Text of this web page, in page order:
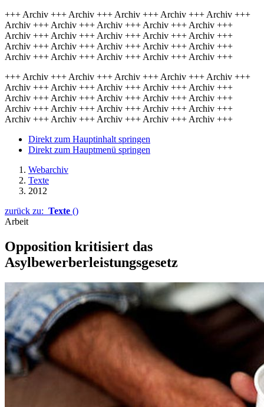
+++ Archiv +++ Archiv +++ Archiv +++ Archiv +++ Archiv +++
Archiv +++ Archiv +++ Archiv +++ Archiv +++ Archiv +++
Archiv +++ Archiv +++ Archiv +++ Archiv +++ Archiv +++
Archiv +++ Archiv +++ Archiv +++ Archiv +++ Archiv +++
Archiv +++ Archiv +++ Archiv +++ Archiv +++ Archiv +++
+++ Archiv +++ Archiv +++ Archiv +++ Archiv +++ Archiv +++
Archiv +++ Archiv +++ Archiv +++ Archiv +++ Archiv +++
Archiv +++ Archiv +++ Archiv +++ Archiv +++ Archiv +++
Archiv +++ Archiv +++ Archiv +++ Archiv +++ Archiv +++
Archiv +++ Archiv +++ Archiv +++ Archiv +++ Archiv +++
Direkt zum Hauptinhalt springen
Direkt zum Hauptmenü springen
Webarchiv
Texte
2012
zurück zu: Texte ()
Arbeit
Opposition kritisiert das
Asylbewerberleistungsgesetz